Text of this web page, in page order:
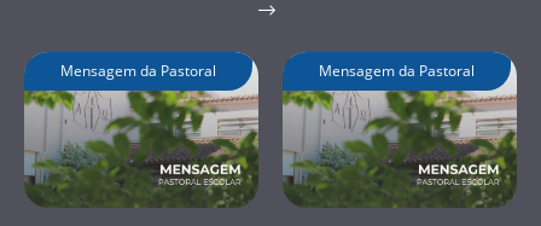
Mensagem da Pastoral Mensagem da Pastoral